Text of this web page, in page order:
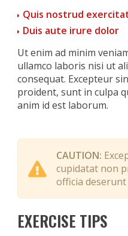
Quis nostrud
Duis aute irure dolor
Ut enim ad minim
ullamco laboris nisi ut
consequat. Excepteur
proident, sunt in culpa
anim id est laborum.
CAUTION:
cupidatat non
officia
EXERCISE TIPS